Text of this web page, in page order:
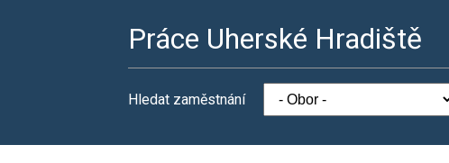
Práce Uherské Hradiště
Hledat zaměstnání